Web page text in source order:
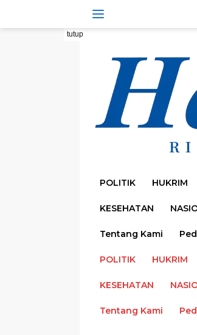
tutup
POLITIK HUKRIM
KESEHATAN
Tentang Kami
POLITIK HUKRIM
KESEHATAN
Tentang Kami